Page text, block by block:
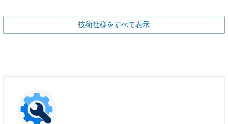
技術仕様をすべて表示